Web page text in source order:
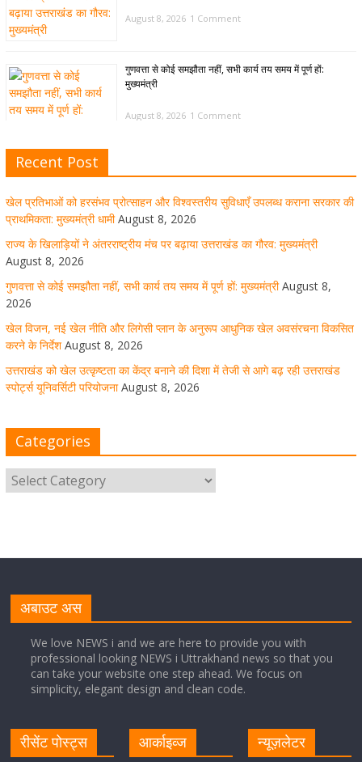
August 8, 2026 1 Comment
गुणवत्ता से कोई समझौता नहीं, सभी कार्य तय समय में पूर्ण हों:
मुख्यमंत्री
August 8, 2026 1 Comment
अवसंरचना विकसित करने के निर्देश
August 8, 2026 1 Comment
उत्तराखंड को खेल उत्कृष्टता का केंद्र बनाने की दिशा में तेजी से आगे
बढ़ रही उत्तराखंड स्पोर्ट्स यूनिवर्सिटी परियोजना
August 8, 2026 1 Comment
मुख्य सचिव ने कहा- कौशल विकास से संबंधित सभी विभाग एक
Cabinet Baithak: उत्तराखंड में श्रमिकों को हर महीने 7 तारीख
तक मिलेगी मजदूरी, ओवरटाइम पर मिलेगा दोगुना भुगतान
Recent Post
खेल प्रतिभाओं को हरसंभव प्रोत्साहन और विश्वस्तरीय सुविधाएँ उपलब्ध कराना सरकार की
प्राथमिकता: मुख्यमंत्री धामी August 8, 2026
राज्य के खिलाड़ियों ने अंतरराष्ट्रीय मंच पर बढ़ाया उत्तराखंड का गौरव: मुख्यमंत्री
August 8, 2026
गुणवत्ता से कोई समझौता नहीं, सभी कार्य तय समय में पूर्ण हों: मुख्यमंत्री August 8,
2026
खेल विजन, नई खेल नीति और लिगेसी प्लान के अनुरूप आधुनिक खेल अवसंरचना विकसित
करने के निर्देश August 8, 2026
उत्तराखंड को खेल उत्कृष्टता का केंद्र बनाने की दिशा में तेजी से आगे बढ़ रही उत्तराखंड
स्पोर्ट्स यूनिवर्सिटी परियोजना August 8, 2026
Categories
अबाउट अस
We love NEWS i and we are here to provide you with
professional looking NEWS i Uttrakhand news so that you
can take your website one step ahead. We focus on
simplicity, elegant design and clean code.
रीसेंट पोस्ट्स आर्काइव्ज न्यूज़लेटर